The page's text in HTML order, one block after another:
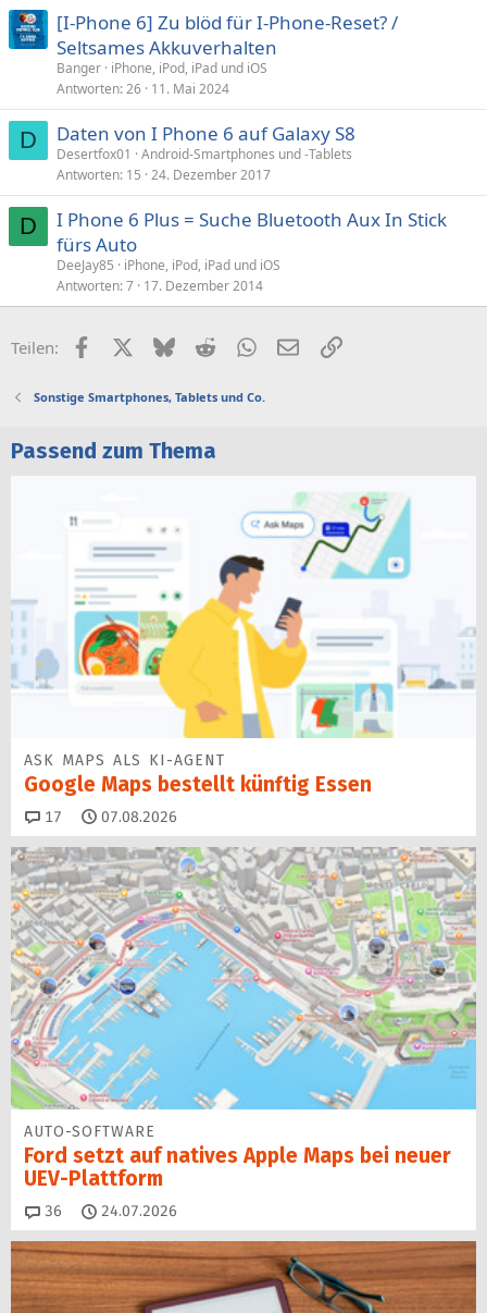
:
[I-Phone 6] Zu blöd für I-Phone-Reset? /
Seltsames Akkuverhalten
Banger iPhone, iPod, iPad und iOS
Antworten 26 11. Mai 2024
D Daten von I Phone 6 auf Galaxy S8
Desertfox01
Android-Smartphones und -Tablets
Antworten 15 24. Dezember 2017
D
I Phone 6 Plus = Suche Bluetooth Aux In Stick
fürs Auto
DeeJay85
iPhone, iPod, iPad und iOS
Antworten 7 17. Dezember 2014
Teilen: FacebookX (Twitter)
BlueskyRedditWhatsApp
E-MailLink
Sonstige Smartphones, Tablets und Co.
Passend zum Thema
ASK MAPS ALS KI-AGENT
Google Maps bestellt künftig Essen
17 Kommentare
07.08.2026
AUTO-SOFTWARE
Ford setzt auf natives Apple Maps bei neuer
UEV-Plattform
36 Kommentare
24.07.2026